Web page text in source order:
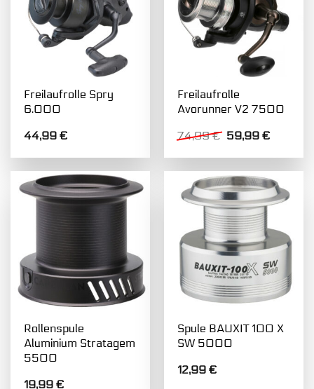
Freilaufrolle Spry
6.000
44,99€
Freilaufrolle
Avorunner V2 7500
74,99€ Ursprünglicher
war:
74,99 €
59,99€
ist:
59,99
Rollenspule
Aluminium Stratagem
5500
19,99€
Spule BAUXIT 100 X
SW 5000
12,99€